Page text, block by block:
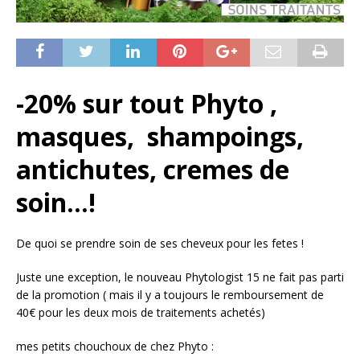
-20% sur tout Phyto ,
masques, shampoings,
antichutes, cremes de
soin…!
De quoi se prendre soin de ses cheveux pour les fetes !
Juste une exception, le nouveau Phytologist 15 ne fait pas parti
de la promotion ( mais il y a toujours le remboursement de
40€ pour les deux mois de traitements achetés)
mes petits chouchoux de chez Phyto :